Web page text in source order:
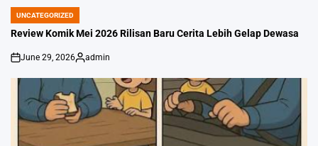
POSTED
IN
UNCATEGORIZED
Review Komik Mei 2026 Rilisan Baru Cerita Lebih Gelap Dewasa
on
June 29, 2026
Posted
admin